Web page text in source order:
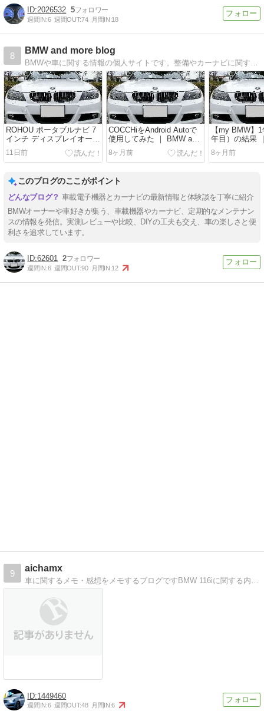
2026532 5
週間IN:6 週間OUT:74 月間IN:18
8
BMW and more blog
ROHOU ポータブルナビ 7
インチ ディスプレイオーデ
ィオを購入 ｜ BMW and
more blog
11日前
COCCHiをAndroid Autoで
使用してみた ｜ BMW and
more blog
8ヶ月前
【my BMW】
年目）の結果
more blog
8ヶ月前
このブログのここがポイント
車載電子機器とカーナビの最新情報と体験談を丁寧に紹介
BMWオーナーや車好きが集う、車載機器やカーナビ、定期的なメンテナン
スの情報を発信。実測レビューや比較、DIYの工夫も交え、車の楽しさと便
利さを追求しています。
62601 2
週間IN:6 週間OUT:90 月間IN:12
9
aichamx
1449460
週間IN:6 週間OUT:48 月間IN:6